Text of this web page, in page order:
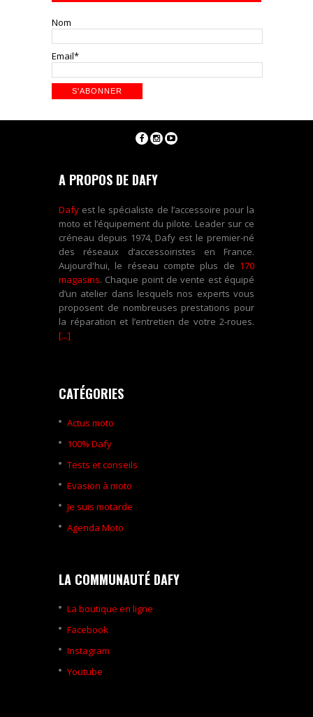
Nom
Email*
A PROPOS DE DAFY
Dafy est le spécialiste de l’accessoire pour la
moto et l’équipement du pilote. Leader sur ce
créneau depuis 1974, Dafy est le premier-né
des réseaux d’accessoiristes en France.
Aujourd'hui, le réseau compte plus de 170
magasins. Chaque point de vente est équipé
d’un atelier dans lesquels nos experts vous
proposent de nombreuses prestations pour
la réparation et l’entretien de votre 2-roues.
[...]
CATÉGORIES
Actus moto
100% Dafy
Tests et conseils
Evasion à moto
Je suis motarde
Agenda Moto
LA COMMUNAUTÉ DAFY
La boutique en ligne
Facebook
Instagram
Youtube